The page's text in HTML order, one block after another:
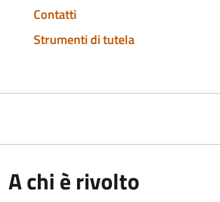
Contatti
Strumenti di tutela
A chi è rivolto